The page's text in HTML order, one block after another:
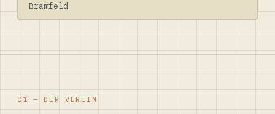
Bramfeld
01 — DER VEREIN